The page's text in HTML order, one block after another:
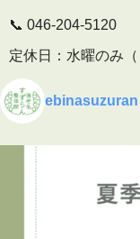
📞 046-204-5120
定休日：水曜のみ
🕒 予約受付
平日 10:00〜19:30
土日祝 9:00〜16:00
▶ 施術内容・院内
プロフィールのリ
ebinasuzuran